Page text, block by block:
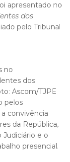
apresentado no
dos
pelo Tribunal
no
dos
Ascom/TJPE
pelos
convivência
da República,
e o
presencial.